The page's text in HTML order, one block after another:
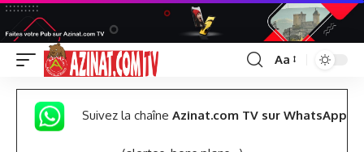
Font
Resizer
Aa
Suivez la chaîne Azinat.com TV sur WhatsApp